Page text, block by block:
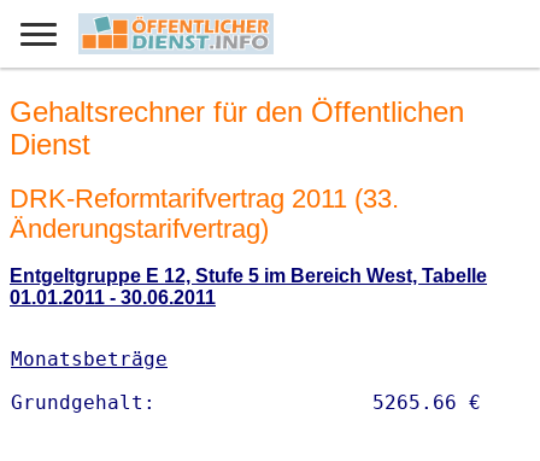
Gehaltsrechner für den Öffentlichen
Dienst
DRK-Reformtarifvertrag 2011 (33.
Änderungstarifvertrag)
Entgeltgruppe E 12, Stufe 5 im Bereich West, Tabelle
01.01.2011 - 30.06.2011
Monatsbeträge